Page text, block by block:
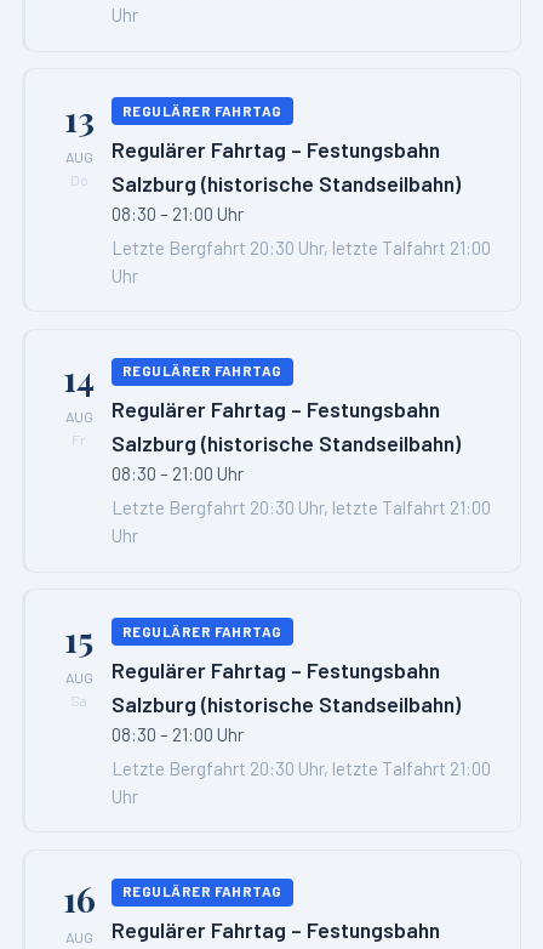
Uhr
13
AUG
Do
REGULÄRER FAHRTAG
Regulärer Fahrtag – Festungsbahn
Salzburg (historische Standseilbahn)
08:30 – 21:00 Uhr
Letzte Bergfahrt 20:30 Uhr, letzte Talfahrt 21:00
Uhr
14
AUG
Fr
REGULÄRER FAHRTAG
Regulärer Fahrtag – Festungsbahn
Salzburg (historische Standseilbahn)
08:30 – 21:00 Uhr
Letzte Bergfahrt 20:30 Uhr, letzte Talfahrt 21:00
Uhr
15
AUG
Sa
REGULÄRER FAHRTAG
Regulärer Fahrtag – Festungsbahn
Salzburg (historische Standseilbahn)
08:30 – 21:00 Uhr
Letzte Bergfahrt 20:30 Uhr, letzte Talfahrt 21:00
Uhr
16
AUG
REGULÄRER FAHRTAG
Regulärer Fahrtag – Festungsbahn